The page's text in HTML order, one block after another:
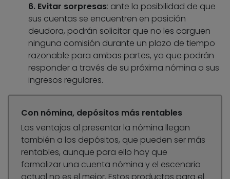
6. Evitar sorpresas: ante la posibilidad de que
sus cuentas se encuentren en posición
deudora, podrán solicitar que no les carguen
ninguna comisión durante un plazo de tiempo
razonable para ambas partes, ya que podrán
responder a través de su próxima nómina o sus
ingresos regulares.
Con nómina, depósitos más rentables
Las ventajas al presentar la nómina llegan
también a los depósitos, que pueden ser más
rentables, aunque para ello hay que
formalizar una cuenta nómina y el escenario